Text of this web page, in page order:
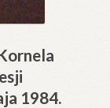
1984.